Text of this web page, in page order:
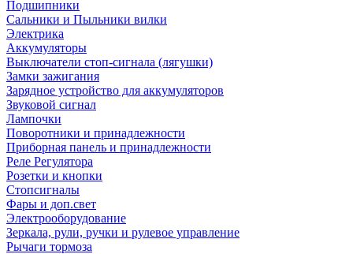
Подшипники
Сальники и Пыльники вилки
Электрика
Аккумуляторы
Выключатели стоп-сигнала (лягушки)
Замки зажигания
Зарядное устройство для аккумуляторов
Звуковой сигнал
Лампочки
Поворотники и принадлежности
Приборная панель и принадлежности
Реле Регулятора
Розетки и кнопки
Стопсигналы
Фары и доп.свет
Электрооборудование
Зеркала, рули, ручки и рулевое управление
Рычаги тормоза